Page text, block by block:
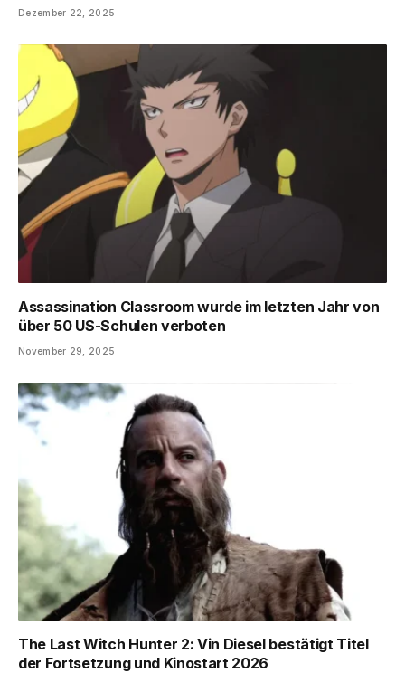
Dezember 22, 2025
Assassination Classroom wurde im letzten Jahr von
über 50 US-Schulen verboten
November 29, 2025
The Last Witch Hunter 2: Vin Diesel bestätigt Titel
der Fortsetzung und Kinostart 2026